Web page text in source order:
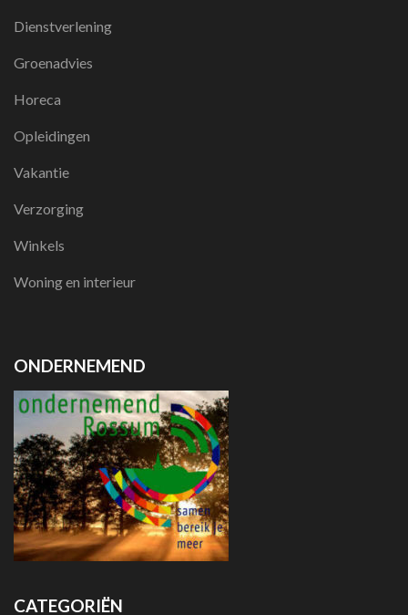
Dienstverlening
Groenadvies
Horeca
Opleidingen
Vakantie
Verzorging
Winkels
Woning en interieur
ONDERNEMEND
CATEGORIËN